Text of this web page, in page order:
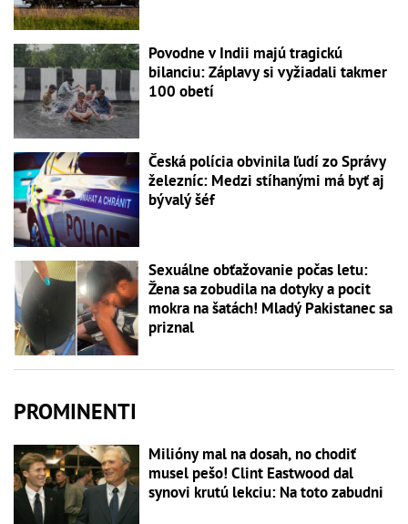
Povodne v Indii majú tragickú
bilanciu: Záplavy si vyžiadali takmer
100 obetí
Česká polícia obvinila ľudí zo Správy
železníc: Medzi stíhanými má byť aj
bývalý šéf
Sexuálne obťažovanie počas letu:
Žena sa zobudila na dotyky a pocit
mokra na šatách! Mladý Pakistanec sa
priznal
PROMINENTI
Milióny mal na dosah, no chodiť
musel pešo! Clint Eastwood dal
synovi krutú lekciu: Na toto zabudni